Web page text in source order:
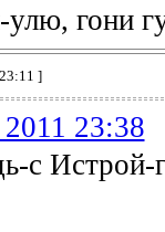
гони
]
23:38
с Истрой-